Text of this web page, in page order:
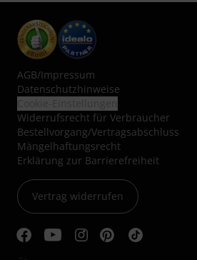
AGB/Impressum
Datenschutzhinweise
Widerrufsrecht für Verbraucher
Bestellvorgang/Vertragsabschluss
Mängelhaftungsrecht
Erklärung zur Barrierefreiheit
Vertrag widerrufen